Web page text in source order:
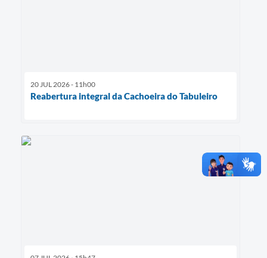
20 JUL 2026 - 11h00
Reabertura integral da Cachoeira do Tabuleiro